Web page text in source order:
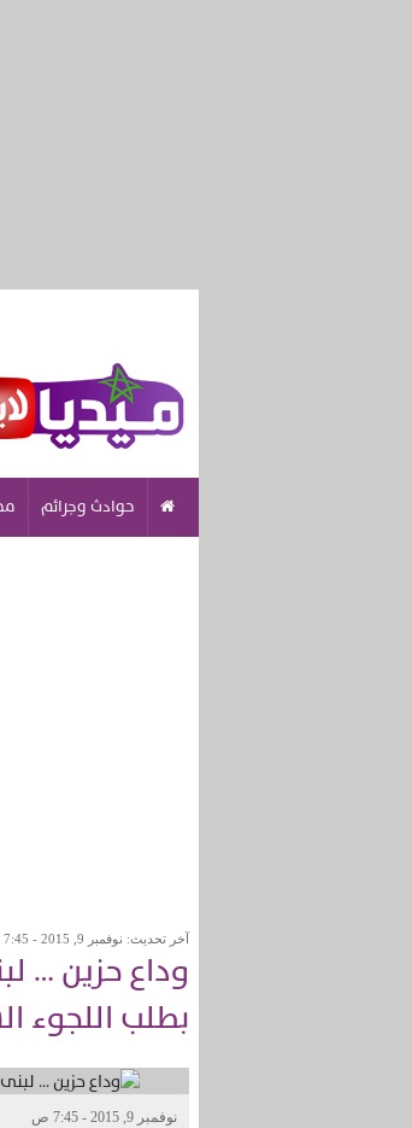
حوادث وجرائم
آخر تحديث: نوفمبر 9, 2015 - 7:45 ص
بطلب اللجوء
نوفمبر 9, 2015 - 7:45 ص